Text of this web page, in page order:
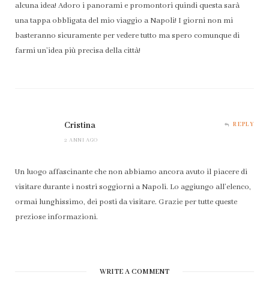
alcuna idea! Adoro i panorami e promontori quindi questa sarà
una tappa obbligata del mio viaggio a Napoli! I giorni non mi
basteranno sicuramente per vedere tutto ma spero comunque di
farmi un’idea più precisa della città!
Cristina
2 ANNI AGO
REPLY
Un luogo affascinante che non abbiamo ancora avuto il piacere di
visitare durante i nostri soggiorni a Napoli. Lo aggiungo all’elenco,
ormai lunghissimo, dei posti da visitare. Grazie per tutte queste
preziose informazioni.
WRITE A COMMENT